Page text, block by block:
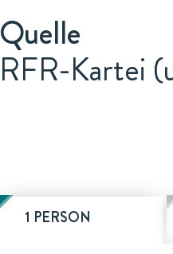
Quelle
RFR-Kartei
1 PERSON